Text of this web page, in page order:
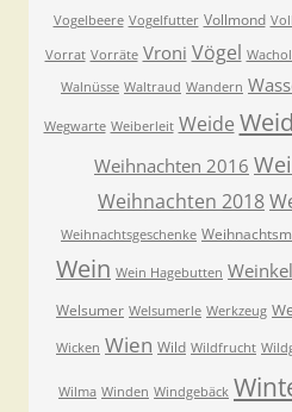
Vogelbeere Vogelfutter Vollmond
Vorrat Vorräte Vroni Vögel
Walnüsse Waltraud Wandern
Wegwarte Weiberleit Weide
Weihnachten 2016
Weihnachten 2018
Weihnachtsgeschenke
Wein Wein Hagebutten
Welsumer Welsumerle Werkzeug
Wicken Wien Wild Wildfrucht
Wilma Winden Windgebäck